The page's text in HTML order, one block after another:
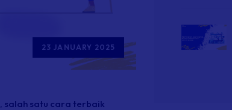
23 JANUARY 2025
, salah satu cara terbaik